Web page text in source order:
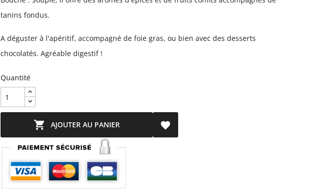
tanins fondus.
A déguster à l'apéritif, accompagné de foie gras, ou bien avec des desserts
chocolatés. Agréable digestif !
Quantité
 AJOUTER AU PANIER 